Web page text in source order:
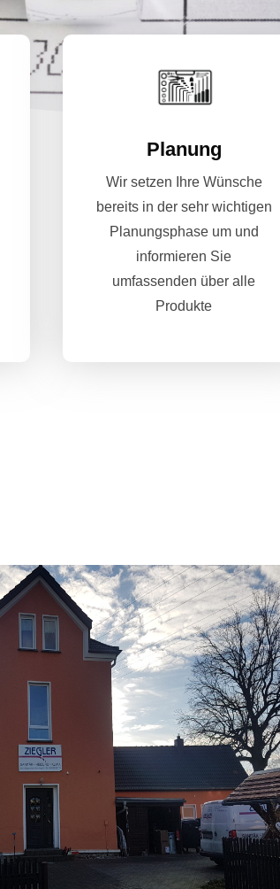
Planung
Wir setzen Ihre Wünsche
bereits in der sehr wichtigen
Planungsphase um und
informieren Sie
umfassenden über alle
Produkte